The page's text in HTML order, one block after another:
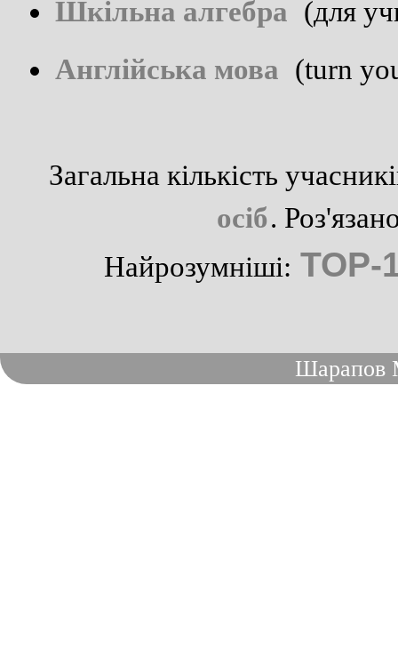
Шкільна алгебра (для
Англійська мова (turn
Загальна кількість
осіб.
Найрозумніші: TOP-
Шарапов